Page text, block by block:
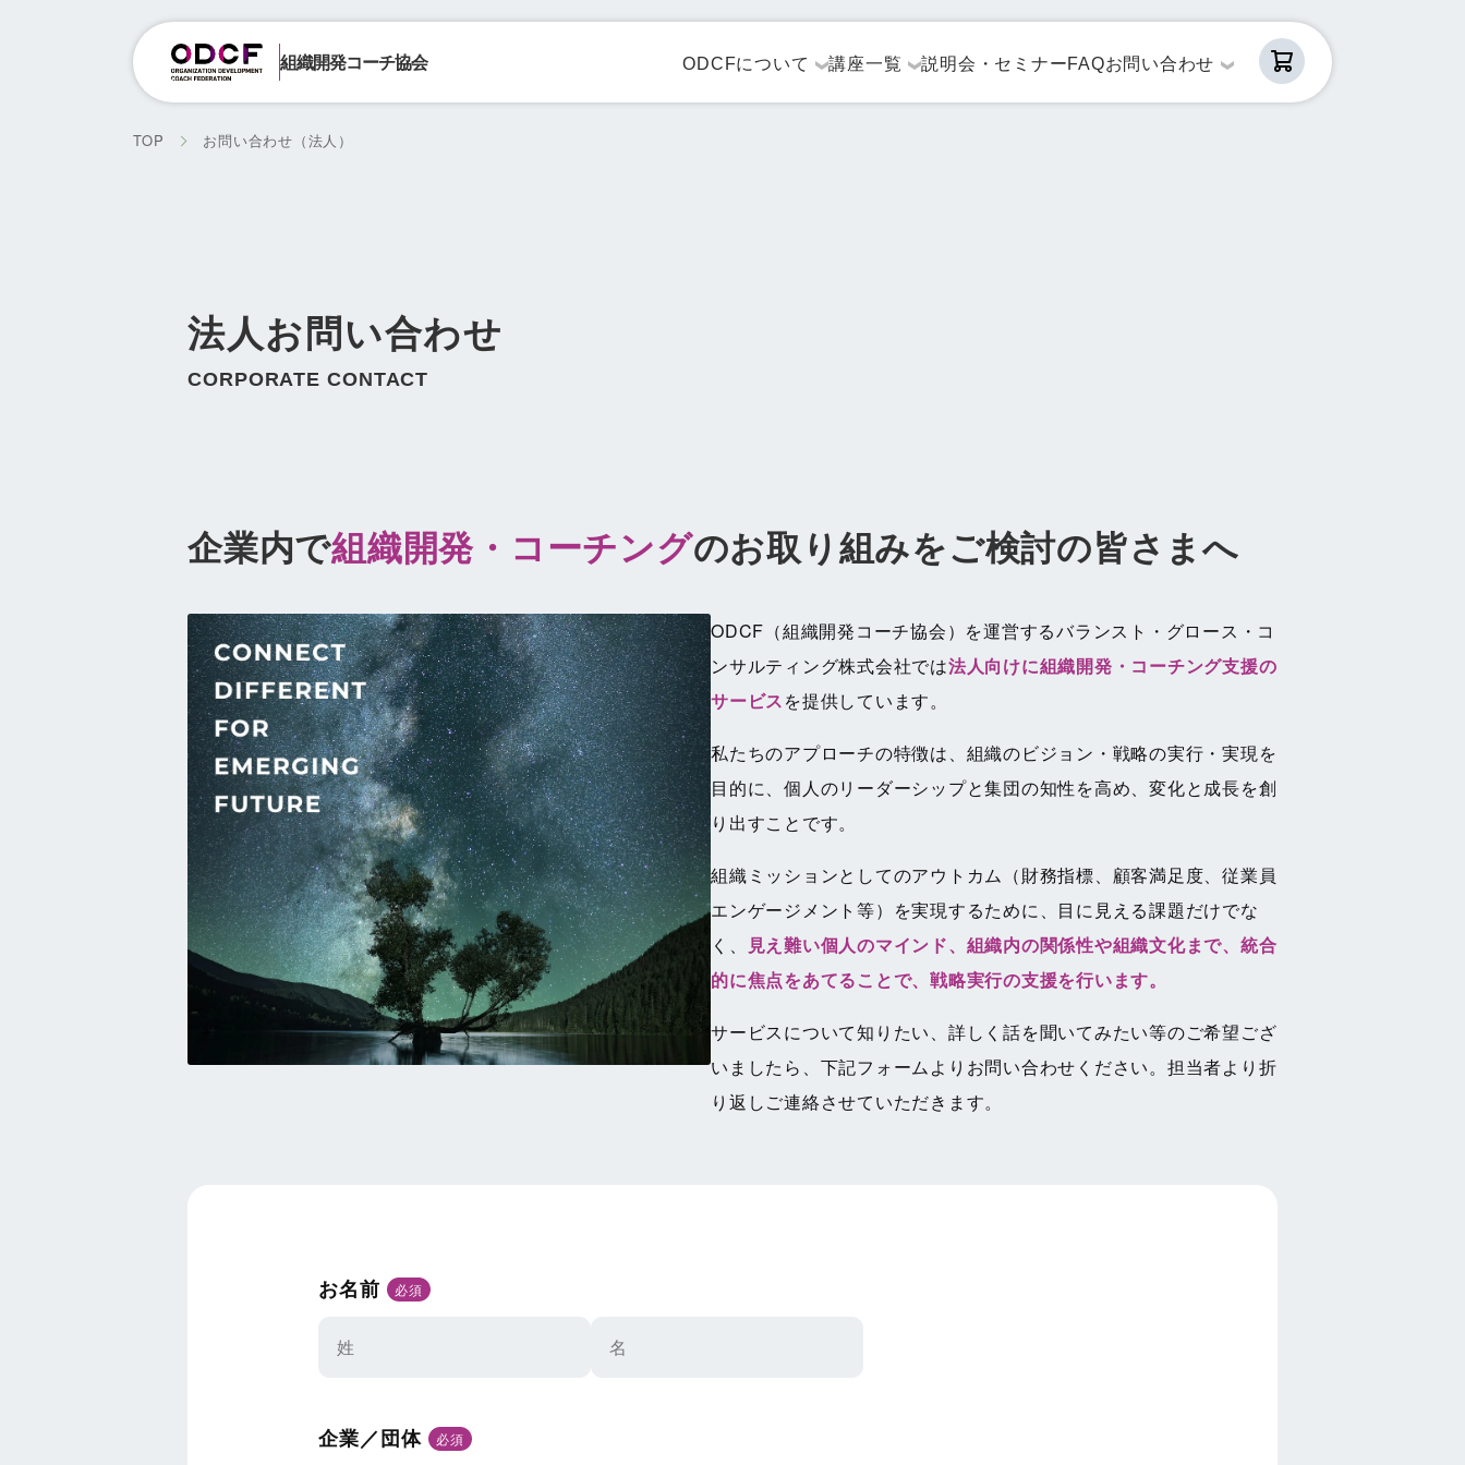
組織開発コーチ協会 ODCFについて 講座一覧 説明会・セミナーFAQお問い合わせ
TOP お問い合わせ（法人）
法人お問い合わせ
CORPORATE CONTACT
企業内で組織開発・コーチングのお取り組みをご検討の皆さまへ
ODCF（組織開発コーチ協会）を運営するバランスト・グロース・コ
ンサルティング株式会社では法人向けに組織開発・コーチング支援の
サービスを提供しています。
私たちのアプローチの特徴は、組織のビジョン・戦略の実行・実現を
目的に、個人のリーダーシップと集団の知性を高め、変化と成長を創
り出すことです。
組織ミッションとしてのアウトカム（財務指標、顧客満足度、従業員
エンゲージメント等）を実現するために、目に見える課題だけでな
く、
見え難い個人のマインド、組織内の関係性や組織文化まで、統合
的に焦点をあてることで、戦略実行の支援を行います。
サービスについて知りたい、詳しく話を聞いてみたい等のご希望ござ
いましたら、下記フォームよりお問い合わせください。担当者より折
り返しご連絡させていただきます。
お名前 必須
企業／団体 必須